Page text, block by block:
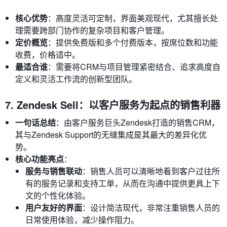
核心优势：高度灵活可定制，界面美观现代，尤其擅长处
理需要跨部门协作的复杂项目和客户管理。
定价概览：提供免费版和多个付费版本，按席位数和功能
收费，价格适中。
最适合谁：需要将CRM与项目管理紧密结合、追求高度自
定义和灵活工作流的创新型团队。
7. Zendesk Sell：以客户服务为起点的销售利器
一句话总结：由客户服务巨头Zendesk打造的销售CRM，
其与Zendesk Support的无缝集成是其最大的差异化优
势。
核心功能亮点：
服务与销售联动：销售人员可以清晰地看到客户过往所
有的服务记录和支持工单，从而在沟通中提供更具上下
文的个性化体验。
用户友好的界面：设计简洁现代，非常注重销售人员的
日常使用体验，减少操作阻力。